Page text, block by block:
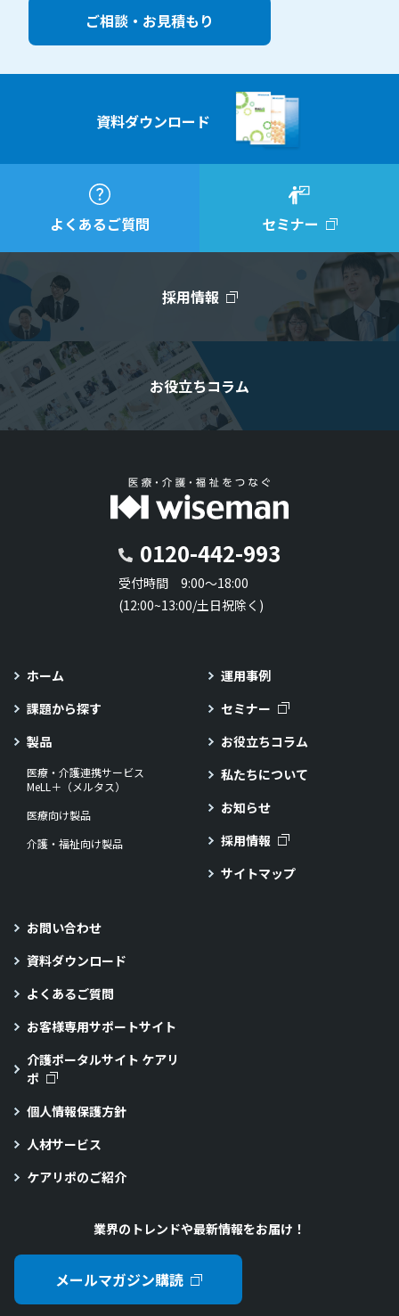
ご相談・お見積もり
資料ダウンロード
よくあるご質問 セミナー
採用情報
お役立ちコラム
0120-442-993
受付時間 9:00～18:00
(12:00~13:00/土日祝除く)
ホーム
課題から探す
製品
医療・介護連携サービス
MeLL＋（メルタス）
医療向け製品
介護・福祉向け製品
運用事例
セミナー
お役立ちコラム
私たちについて
お知らせ
採用情報
サイトマップ
お問い合わせ
資料ダウンロード
よくあるご質問
お客様専用サポートサイト
介護ポータルサイト ケアリ
ポ
個人情報保護方針
人材サービス
ケアリポのご紹介
業界のトレンドや最新情報をお届け！
メールマガジン購読